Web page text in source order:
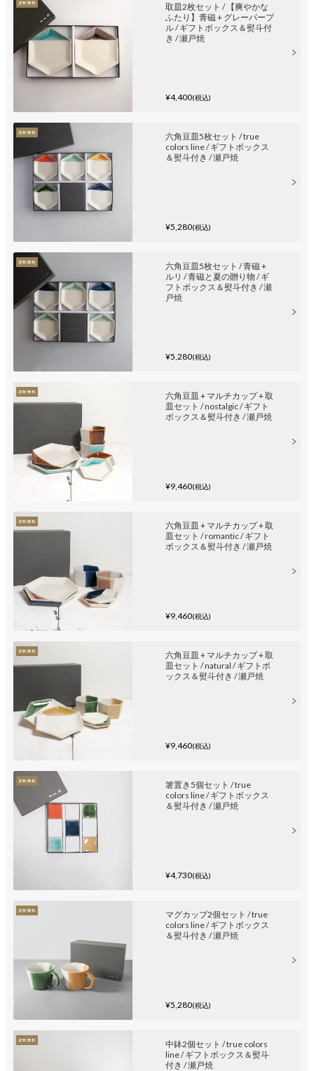
取皿2枚セット / 【爽やかな
ふたり】青磁 + グレーパープ
ル / ギフトボックス＆熨斗付
き / 瀬戸焼
¥4,400(税込)
六角豆皿5枚セット / true
colors line / ギフトボックス
＆熨斗付き / 瀬戸焼
¥5,280(税込)
六角豆皿5枚セット / 青磁 +
ルリ / 青磁と夏の贈り物 / ギ
フトボックス＆熨斗付き / 瀬
戸焼
¥5,280(税込)
六角豆皿 + マルチカップ + 取
皿セット / nostalgic / ギフト
ボックス＆熨斗付き / 瀬戸焼
¥9,460(税込)
六角豆皿 + マルチカップ + 取
皿セット / romantic / ギフト
ボックス＆熨斗付き / 瀬戸焼
¥9,460(税込)
六角豆皿 + マルチカップ + 取
皿セット / natural / ギフトボ
ックス＆熨斗付き / 瀬戸焼
¥9,460(税込)
箸置き5個セット / true
colors line / ギフトボックス
＆熨斗付き / 瀬戸焼
¥4,730(税込)
マグカップ2個セット / true
colors line / ギフトボックス
＆熨斗付き / 瀬戸焼
¥5,280(税込)
中鉢2個セット / true colors
line / ギフトボックス＆熨斗
付き / 瀬戸焼